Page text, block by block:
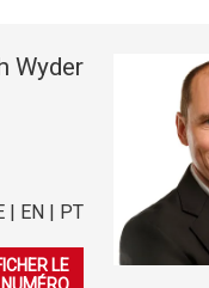
Wyder
| EN | PT
52 53
LE
NUMÉRO